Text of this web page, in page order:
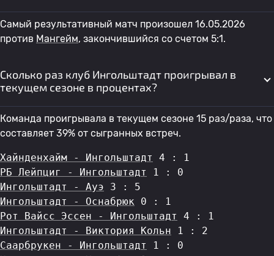
Самый результативный матч произошел 16.05.2026
против Мангейм, закончившийся со счетом 5:1.
Сколько раз клуб Ингольштадт проигрывал в
текущем сезоне в процентах?
Команда проигрывала в текущем сезоне 15 раз/раза, что
составляет 39% от сыгранных встреч.
Хайнденхайм - Ингольштадт
4 : 1
РБ Лейпциг - Ингольштадт
1 : 0
Ингольштадт - Ауэ 3 : 5
Ингольштадт - Оснабрюк 0 : 1
Рот Вайсс Эссен - Ингольштадт
4 : 1
Ингольштадт - Виктория Кольн 1 : 2
Саарбрукен - Ингольштадт
1 : 0